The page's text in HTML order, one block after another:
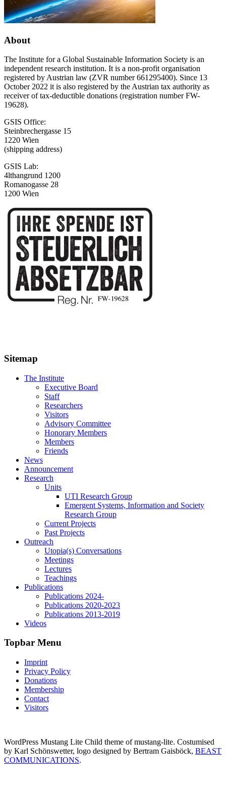
About
The Institute for a Global Sustainable Information Society is an
independent research institution. It is a non-profit organisation
registered by Austrian law (ZVR number 661295400). Since 13
October 2022 it is also registered by the Austrian tax authority as
receiver of tax-deductible donations (registration number FW-
19628).
GSIS Office:
Steinbrechergasse 15
1220 Wien
(shipping address)
GSIS Lab:
4lthangrund 1200
Romanogasse 28
1200 Wien
Sitemap
The Institute
Executive Board
Staff
Researchers
Visitors
Advisory Committee
Honorary Members
Members
Friends
News
Announcement
Research
Units
UTI Research Group
Emergent Systems, Information and Society
Research Group
Current Projects
Past Projects
Outreach
Utopia(s) Conversations
Meetings
Lectures
Teachings
Publications
Publications 2024-
Publications 2020-2023
Publications 2013-2019
Videos
Topbar Menu
Imprint
Privacy Policy
Donations
Membership
Contact
Visitors
WordPress Mustang Lite Child theme of mustang-lite. Costumised
by Karl Schönswetter, logo designed by Bertram Gaisböck, BEAST
COMMUNICATIONS.